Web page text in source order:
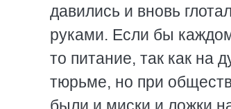
давились и вновь
руками. Если бы
то питание, так как на
тюрьме, но при